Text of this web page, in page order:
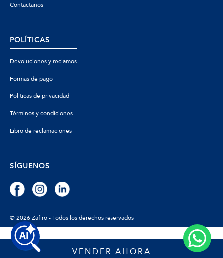
VENDER AHORA
Contáctanos
POLÍTICAS
Devoluciones y reclamos
Formas de pago
Políticas de privacidad
Términos y condiciones
Libro de reclamaciones
SÍGUENOS
© 2026 Zafiro - Todos los derechos reservados